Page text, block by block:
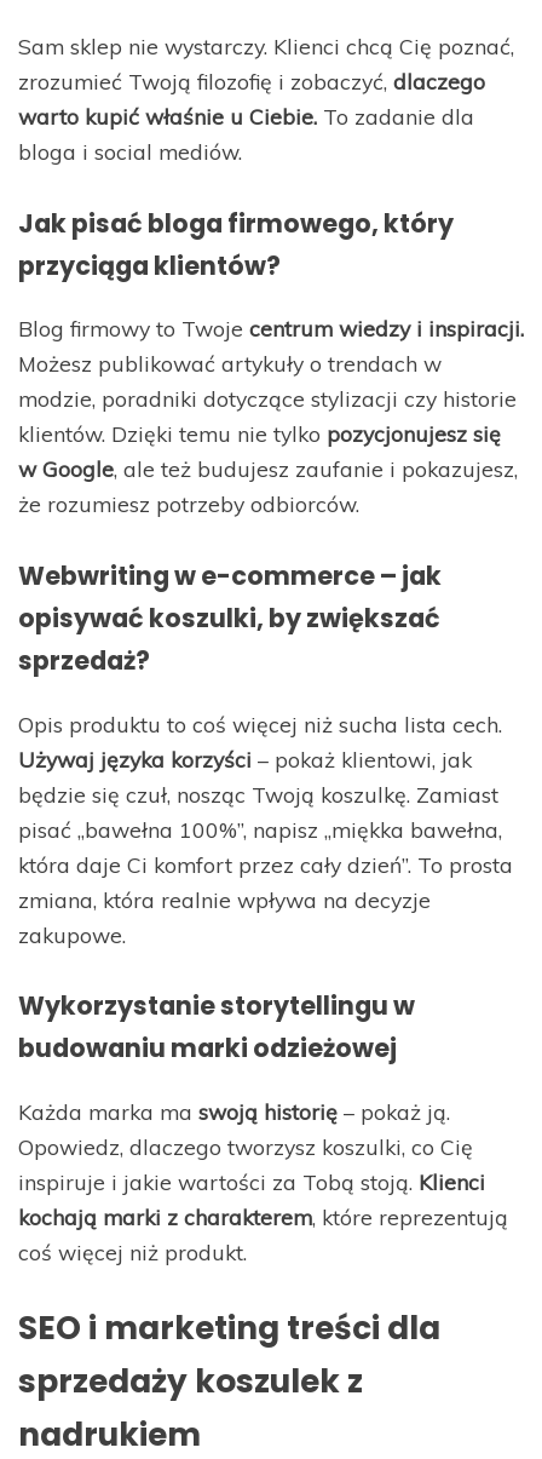
Sam sklep nie wystarczy. Klienci chcą Cię poznać,
zrozumieć Twoją filozofię i zobaczyć, dlaczego
warto kupić właśnie u Ciebie. To zadanie dla
bloga i social mediów.
Jak pisać bloga firmowego, który
przyciąga klientów?
Blog firmowy to Twoje centrum wiedzy i inspiracji.
Możesz publikować artykuły o trendach w
modzie, poradniki dotyczące stylizacji czy historie
klientów. Dzięki temu nie tylko pozycjonujesz się
w Google, ale też budujesz zaufanie i pokazujesz,
że rozumiesz potrzeby odbiorców.
Webwriting w e-commerce – jak
opisywać koszulki, by zwiększać
sprzedaż?
Opis produktu to coś więcej niż sucha lista cech.
Używaj języka korzyści – pokaż klientowi, jak
będzie się czuł, nosząc Twoją koszulkę. Zamiast
pisać „bawełna 100%”, napisz „miękka bawełna,
która daje Ci komfort przez cały dzień”. To prosta
zmiana, która realnie wpływa na decyzje
zakupowe.
Wykorzystanie storytellingu w
budowaniu marki odzieżowej
Każda marka ma swoją historię – pokaż ją.
Opowiedz, dlaczego tworzysz koszulki, co Cię
inspiruje i jakie wartości za Tobą stoją. Klienci
kochają marki z charakterem, które reprezentują
coś więcej niż produkt.
SEO i marketing treści dla
sprzedaży koszulek z
nadrukiem